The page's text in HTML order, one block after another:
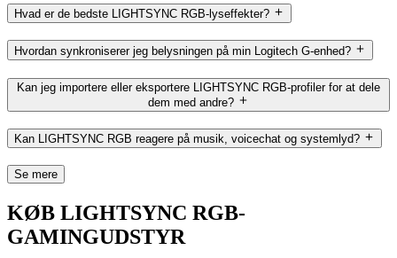
Hvad er de bedste LIGHTSYNC RGB-lyseffekter?
Hvordan synkroniserer jeg belysningen på min Logitech G-enhed?
Kan jeg importere eller eksportere LIGHTSYNC RGB-profiler for at dele
dem med andre?
Kan LIGHTSYNC RGB reagere på musik, voicechat og systemlyd?
Se mere
KØB LIGHTSYNC RGB-
GAMINGUDSTYR